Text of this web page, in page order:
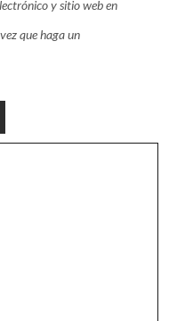
y sitio web en
que haga un